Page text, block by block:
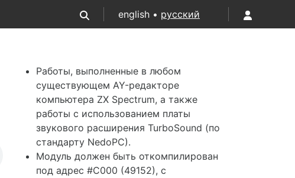
english • русский
Работы, выполненные в любом
существующем AY-редакторе
компьютера ZX Spectrum, а также
работы с использованием платы
звукового расширения TurboSound (по
стандарту NedoPC).
Модуль должен быть откомпилирован
под адрес #C000 (49152), с